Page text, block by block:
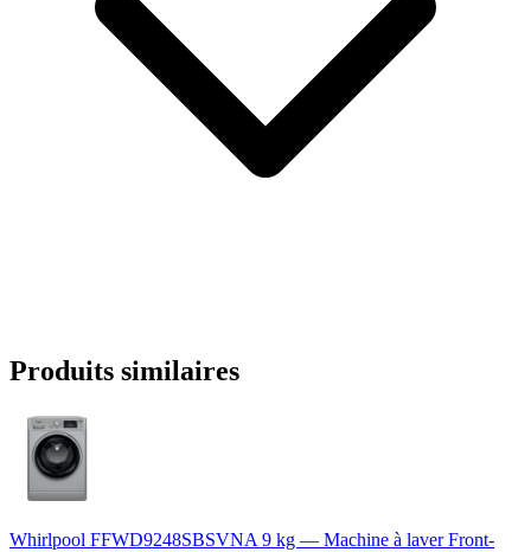
Produits similaires
Whirlpool FFWD9248SBSVNA 9 kg — Machine à laver Front-